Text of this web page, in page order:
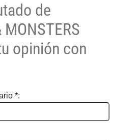
de
opinión con
*: